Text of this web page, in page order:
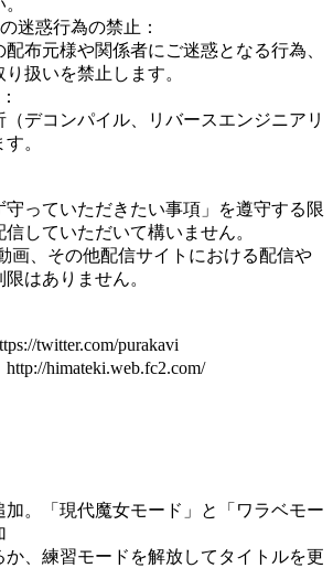
迷惑行為の禁止：
布元様や関係者にご迷惑となる行為、
扱いを禁止します。
デコンパイル、リバースエンジニアリ
。
っていただきたい事項」を遵守する限
していただいて構いません。
画、その他配信サイトにおける配信や
はありません。
twitter.com/purakavi
加。「現代魔女モード」と「ワラベモー
、練習モードを解放してタイトルを更